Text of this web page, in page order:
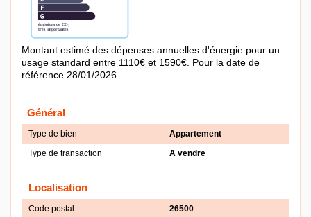
Montant estimé des dépenses annuelles d'énergie pour un
usage standard entre 1110€ et 1590€. Pour la date de
référence 28/01/2026.
Général
Type de bien
Appartement
Type de transaction
A vendre
Localisation
Code postal
26500